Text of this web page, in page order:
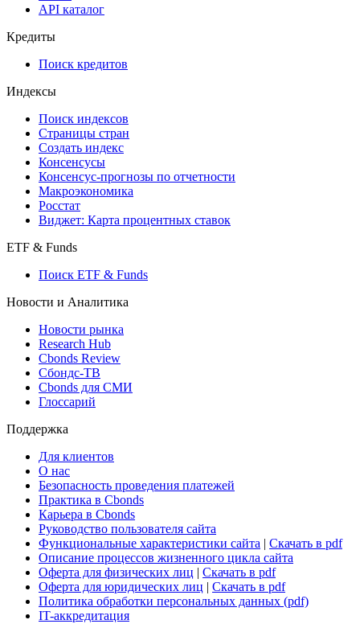
API
API and Data Feed
API каталог
Кредиты
Поиск кредитов
Индексы
Поиск индексов
Страницы стран
Создать индекс
Консенсусы
Макроэкономика
Виджет: Карта процентных ставок
ETF & Funds
Поиск ETF & Funds
Новости и Аналитика
Новости рынка
Research Hub
Сбондс-ТВ
Глоссарий
Поддержка
Для клиентов
О нас
Безопасность проведения платежей
Практика в Cbonds
Карьера в Cbonds
Руководство пользователя сайта
Функциональные характеристики сайта|Скачать в pdf
Описание процессов жизненного цикла сайта